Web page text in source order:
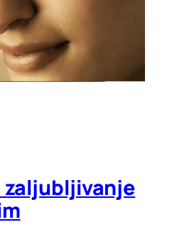
zaljubljivanje